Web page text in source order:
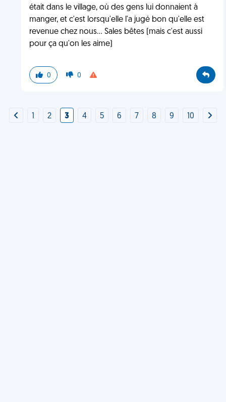
était dans le village, où des gens lui donnaient à
manger, et c'est lorsqu'elle l'a jugé bon qu'elle est
revenue chez nous... Sales bêtes (mais c'est aussi
pour ça qu'on les aime)
0 0
2 3 4 5 6 7 8 9 10